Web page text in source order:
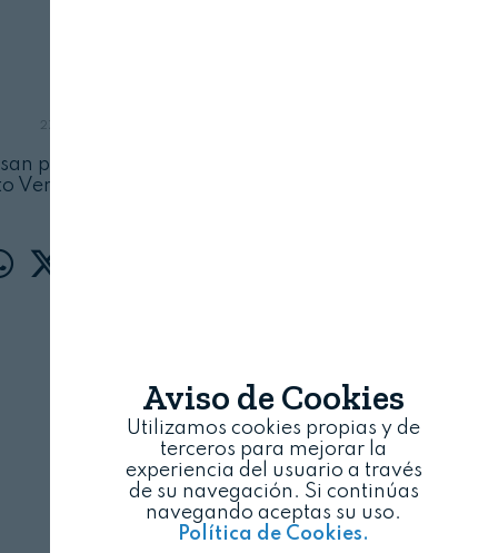
27 DE NOVIEMBRE, 2023
por los acuerdos de la COP 21 en Paris en
Verde Europeo, aprobado en 2020
Aviso de Cookies
Utilizamos cookies propias y de
terceros para mejorar la
experiencia del usuario a través
de su navegación. Si continúas
navegando aceptas su uso.
Política de Cookies.